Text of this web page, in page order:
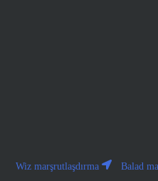
Wiz marşrutlaşdırma Balad